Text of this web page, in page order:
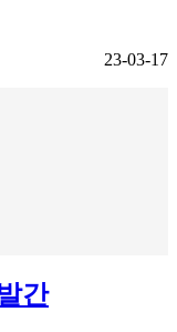
23-03-17
간